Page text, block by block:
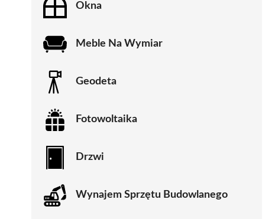
Okna
Meble Na Wymiar
Geodeta
Fotowoltaika
Drzwi
Wynajem Sprzętu Budowlanego